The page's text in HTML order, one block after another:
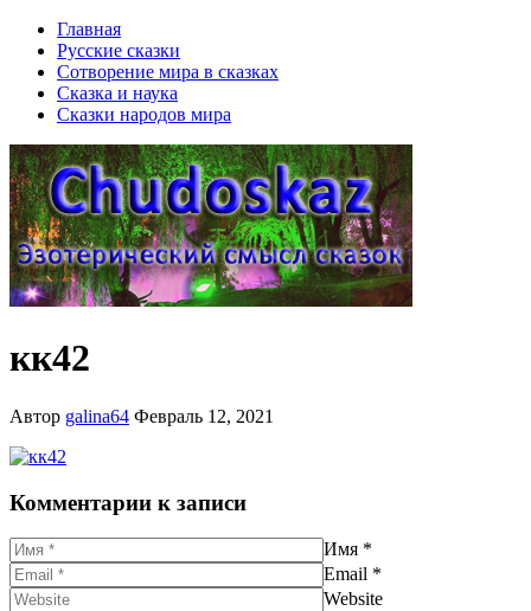
Главная
Русские сказки
Сотворение мира в сказках
Сказка и наука
Сказки народов мира
кк42
Автор galina64 Февраль 12, 2021
Комментарии к записи
Имя *
Email *
Website